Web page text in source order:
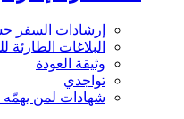
إرشادات
البلاغات الطارئة
وثيقة العودة
تواجدي
شهادات لمن يهمّه